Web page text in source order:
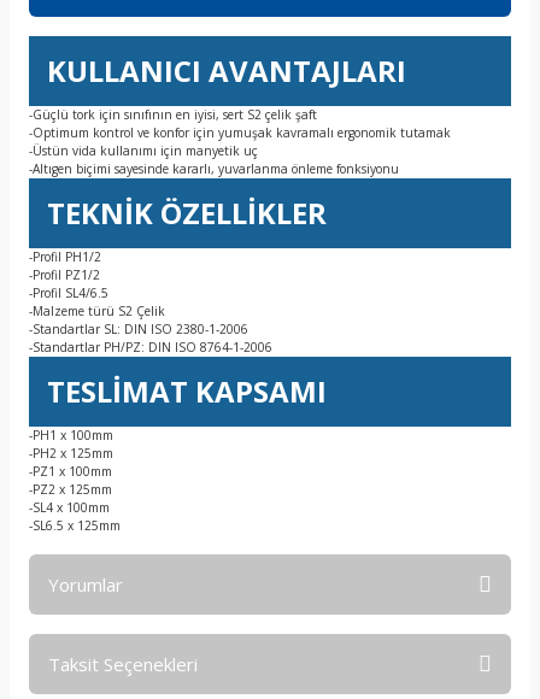
KULLANICI AVANTAJLARI
-Güçlü tork için sınıfının en iyisi, sert S2 çelik şaft
-Optimum kontrol ve konfor için yumuşak kavramalı ergonomik tutamak
-Üstün vida kullanımı için manyetik uç
-Altıgen biçimi sayesinde kararlı, yuvarlanma önleme fonksiyonu
TEKNİK ÖZELLİKLER
-Profil PH1/2
-Profil PZ1/2
-Profil SL4/6.5
-Malzeme türü S2 Çelik
-Standartlar SL: DIN ISO 2380-1-2006
-Standartlar PH/PZ: DIN ISO 8764-1-2006
TESLİMAT KAPSAMI
-PH1 x 100mm
-PH2 x 125mm
-PZ1 x 100mm
-PZ2 x 125mm
-SL4 x 100mm
-SL6.5 x 125mm
Yorumlar
Taksit Seçenekleri